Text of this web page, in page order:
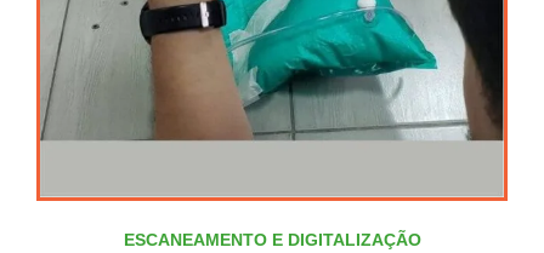
ESCANEAMENTO E DIGITALIZAÇÃO